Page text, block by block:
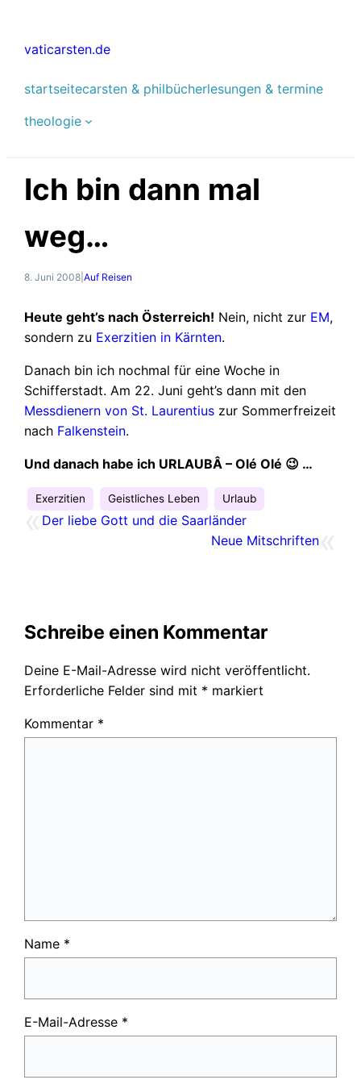
springen
vaticarsten.de
startseitecarsten & philbücherlesungen & termine
theologie
Ich bin dann mal
weg…
8. Juni 2008 |Auf Reisen
Heute geht’s nach Österreich! Nein, nicht zur EM,
sondern zu Exerzitien in Kärnten.
Danach bin ich nochmal für eine Woche in
Schifferstadt. Am 22. Juni geht’s dann mit den
Messdienern von St. Laurentius zur Sommerfreizeit
nach Falkenstein.
Und danach habe ich URLAUBÂ – Olé Olé 😉 …
Exerzitien Geistliches Leben Urlaub
«Der liebe Gott und die Saarländer
«
Neue Mitschriften
Schreibe einen Kommentar
Deine E-Mail-Adresse wird nicht veröffentlicht.
Erforderliche Felder sind mit * markiert
Kommentar *
Name *
E-Mail-Adresse *